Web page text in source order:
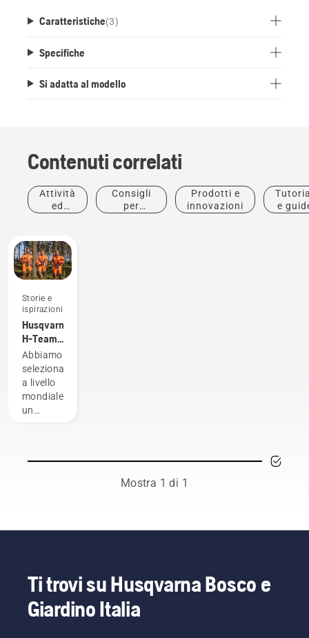
Caratteristiche(3)
Specifiche
Si adatta al modello
Contenuti correlati
Attività
ed
Consigli
per
Prodotti e
innovazioni
e
Storie e
ispirazioni
Husqvarna
H-Team -
Gli
ambasciatori
Abbiamo
selezionato
a livello
mondiale
un
rispettabili
parchi
dei
relativi
paesi.
Mostra 1 di 1
Ti trovi su Husqvarna Bosco e
Giardino Italia